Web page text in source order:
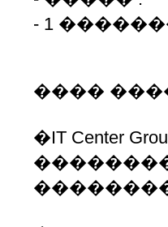
- 1
����
�IT Center